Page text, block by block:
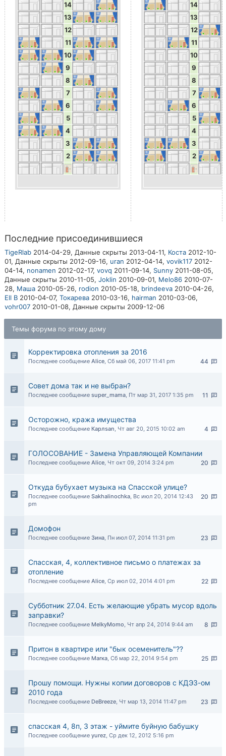
14
13
12
11
10
9
8
7
6
5
4
3
2
14
13
12
11
10
9
8
7
6
5
4
3
2
Последние присоединившиеся
TigeRlab 2014-04-29, Данные скрыты 2013-04-11, Коста 2012-10-
01, Данные скрыты 2012-09-16, uran 2012-04-14, vovik117 2012-
04-14, nonamen 2012-02-17, vovq 2011-09-14, Sunny 2011-08-05,
Данные скрыты 2010-11-05, Joklin 2010-09-01, Melo86 2010-07-
28, Маша 2010-05-26, rodion 2010-05-18, brindeeva 2010-04-26,
Ell B 2010-04-07, Токарева 2010-03-16, hairman 2010-03-06,
vohr007 2010-01-08, Данные скрыты 2009-12-06
Темы форума по этому дому
Корректировка отопления за 2016
44
Последнее сообщение Alice, Сб май 06, 2017 11:41 pm
Совет дома так и не выбран?
11
Последнее сообщение super_mama, Пт мар 31, 2017 1:35 pm
Осторожно, кража имущества
4
Последнее сообщение Карлsan, Чт авг 20, 2015 10:02 am
ГОЛОСОВАНИЕ - Замена Управляющей Компании
20
Последнее сообщение Alice, Чт окт 09, 2014 3:24 pm
Откуда бубухает музыка на Спасской улице?
20
Последнее сообщение Sakhalinochka, Вс июл 20, 2014 12:43
pm
Домофон
23
Последнее сообщение Зина, Пн июл 07, 2014 11:31 pm
Спасская, 4, коллективное письмо о платежах за
отопление
22
Последнее сообщение Alice, Ср июл 02, 2014 4:01 pm
Субботник 27.04. Есть желающие убрать мусор вдоль
заправки?
8
Последнее сообщение MelkyMomo, Чт апр 24, 2014 9:44 am
Притон в квартире или "бык осеменитель"??
25
Последнее сообщение Маrка, Сб мар 22, 2014 9:54 pm
Прошу помощи. Нужны копии договоров с КДЭЗ-ом
2010 года
23
Последнее сообщение DeBreeze, Чт мар 13, 2014 11:47 pm
спасская 4, 8п, 3 этаж - уймите буйную бабушку
Последнее сообщение yurez, Ср дек 12, 2012 5:16 pm